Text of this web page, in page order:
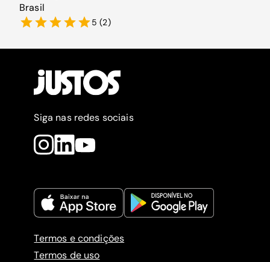
Brasil
5 (2)
Siga nas redes sociais
Termos e condições
Termos de uso